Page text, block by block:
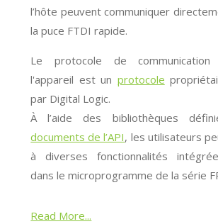
l’hôte peuvent communiquer
la puce FTDI rapide.
Le protocole de
l'appareil est un protocole
par Digital Logic.
À l’aide des bibliothèques
documents de l’API, les utilisateurs
à diverses fonctionnalités
dans le microprogramme de la série
Read More...